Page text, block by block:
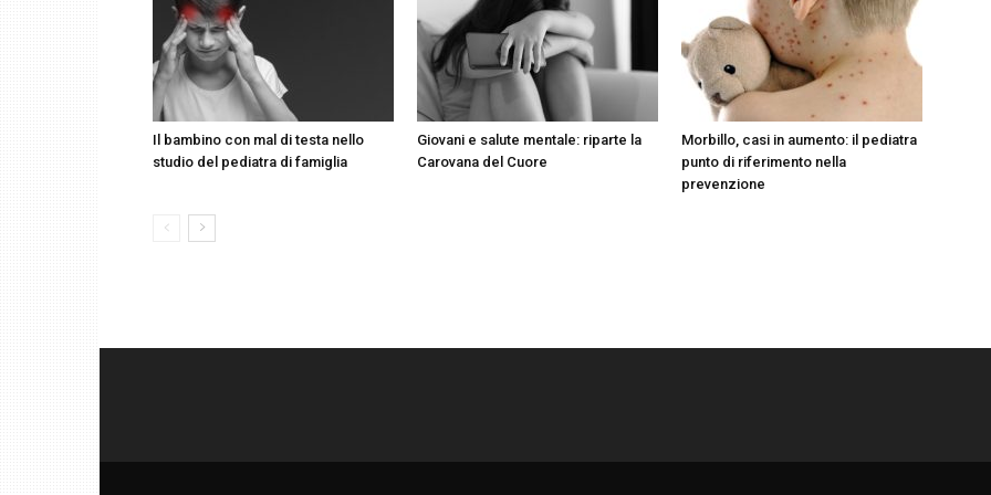
Il bambino con mal di testa nello
studio del pediatra di famiglia
Giovani e salute mentale: riparte la
Carovana del Cuore
Morbillo, casi in aumento: il pediatra
punto di riferimento nella
prevenzione